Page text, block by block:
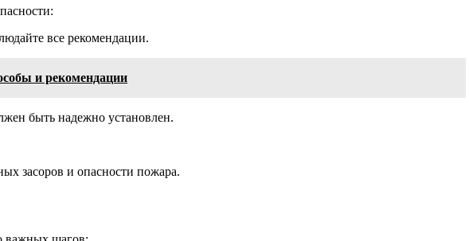
все рекомендации.
и рекомендации
быть надежно установлен.
засоров и опасности пожара.